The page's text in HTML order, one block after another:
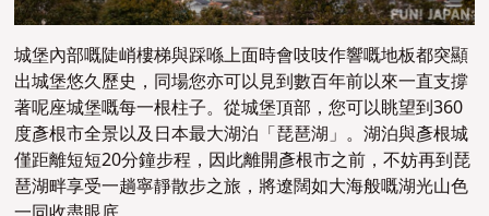
城堡內部嘅陡峭樓梯與踩喺上面時會吱吱作響嘅地板都突顯
出城堡悠久歷史，同場您亦可以見到數百年前以來一直支撐
著呢座城堡嘅每一根柱子。從城堡頂部，您可以眺望到360
度彥根市全景以及日本最大湖泊「琵琶湖」。湖泊與彥根城
僅距離短短20分鐘步程，因此離開彥根市之前，不妨再到琵
琶湖畔享受一趟寧靜散步之旅，將遼闊如大海般嘅湖光山色